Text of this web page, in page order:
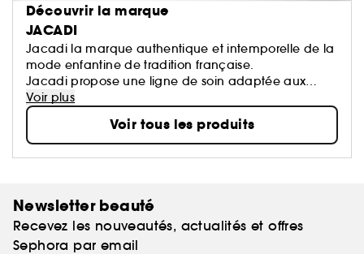
Découvrir la marque
JACADI
Jacadi la marque authentique et intemporelle de la
mode enfantine de tradition française.
Jacadi propose une ligne de soin adaptée aux
bébés et respectueuse de leurs peaux; ainsi qu’une
gamme d’eaux parfumées aux notes délicates et
fraîches, pour petits et grands. Des idées cadeaux à
offrir ou à s’offrir !
Voir plus
Voir tous les produits
Newsletter beauté
Recevez les nouveautés, actualités et offres
Sephora par email